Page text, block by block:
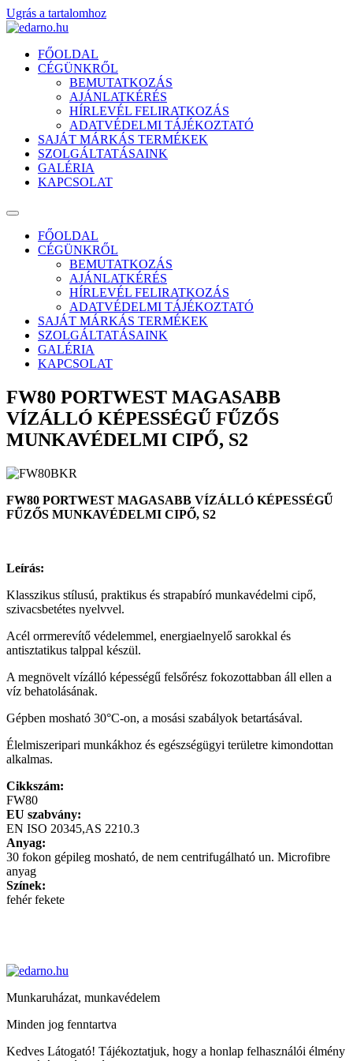
Ugrás a tartalomhoz
FŐOLDAL
CÉGÜNKRŐL
BEMUTATKOZÁS
AJÁNLATKÉRÉS
HÍRLEVÉL FELIRATKOZÁS
ADATVÉDELMI TÁJÉKOZTATÓ
SAJÁT MÁRKÁS TERMÉKEK
SZOLGÁLTATÁSAINK
GALÉRIA
KAPCSOLAT
FŐOLDAL
CÉGÜNKRŐL
BEMUTATKOZÁS
AJÁNLATKÉRÉS
HÍRLEVÉL FELIRATKOZÁS
ADATVÉDELMI TÁJÉKOZTATÓ
SAJÁT MÁRKÁS TERMÉKEK
SZOLGÁLTATÁSAINK
GALÉRIA
KAPCSOLAT
FW80 PORTWEST MAGASABB
VÍZÁLLÓ KÉPESSÉGŰ FŰZŐS
MUNKAVÉDELMI CIPŐ, S2
FW80 PORTWEST MAGASABB VÍZÁLLÓ KÉPESSÉGŰ
FŰZŐS MUNKAVÉDELMI CIPŐ, S2
Leírás:
Klasszikus stílusú, praktikus és strapabíró munkavédelmi cipő,
szivacsbetétes nyelvvel.
Acél orrmerevítő védelemmel, energiaelnyelő sarokkal és
antisztatikus talppal készül.
A megnövelt vízálló képességű felsőrész fokozottabban áll ellen a
víz behatolásának.
Gépben mosható 30°C-on, a mosási szabályok betartásával.
Élelmiszeripari munkákhoz és egészségügyi területre kimondottan
alkalmas.
Cikkszám:
FW80
EU szabvány:
EN ISO 20345,AS 2210.3
Anyag:
30 fokon gépileg mosható, de nem centrifugálható un. Microfibre
anyag
Színek:
fehér fekete
Munkaruházat, munkavédelem
Minden jog fenntartva
Kedves Látogató! Tájékoztatjuk, hogy a honlap felhasználói élmény